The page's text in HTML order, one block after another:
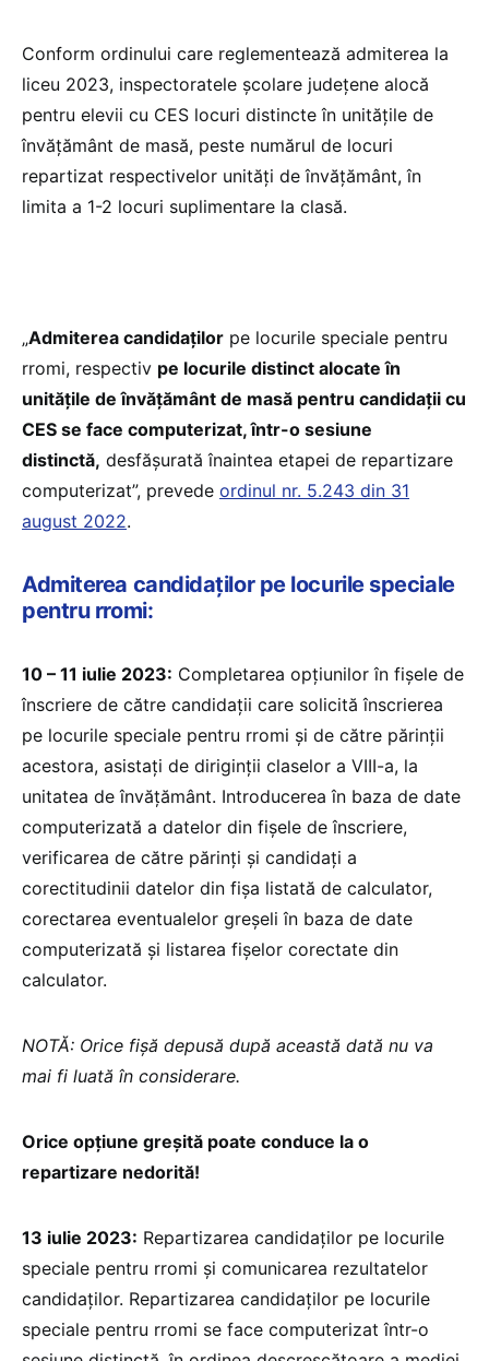
Conform ordinului care reglementează admiterea la
liceu 2023, inspectoratele școlare județene alocă
pentru elevii cu CES locuri distincte în unitățile de
învățământ de masă, peste numărul de locuri
repartizat respectivelor unități de învățământ, în
limita a 1-2 locuri suplimentare la clasă.
„Admiterea candidaților pe locurile speciale pentru
rromi, respectiv pe locurile distinct alocate în
unitățile de învățământ de masă pentru candidații cu
CES se face computerizat, într-o sesiune
distinctă, desfășurată înaintea etapei de repartizare
computerizat”, prevede ordinul nr. 5.243 din 31
august 2022.
Admiterea candidaților pe locurile speciale
pentru rromi:
10 – 11 iulie 2023: Completarea opțiunilor în fișele de
înscriere de către candidații care solicită înscrierea
pe locurile speciale pentru rromi și de către părinții
acestora, asistați de diriginții claselor a VIII-a, la
unitatea de învățământ. Introducerea în baza de date
computerizată a datelor din fișele de înscriere,
verificarea de către părinți și candidați a
corectitudinii datelor din fișa listată de calculator,
corectarea eventualelor greșeli în baza de date
computerizată și listarea fișelor corectate din
calculator.
NOTĂ: Orice fișă depusă după această dată nu va
mai fi luată în considerare.
Orice opțiune greșită poate conduce la o
repartizare nedorită!
13 iulie 2023: Repartizarea candidaților pe locurile
speciale pentru rromi și comunicarea rezultatelor
candidaților. Repartizarea candidaților pe locurile
speciale pentru rromi se face computerizat într-o